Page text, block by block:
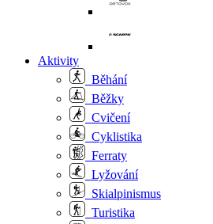
Aktivity
Běhání
Běžky
Cvičení
Cyklistika
Ferraty
Lyžování
Skialpinismus
Turistika